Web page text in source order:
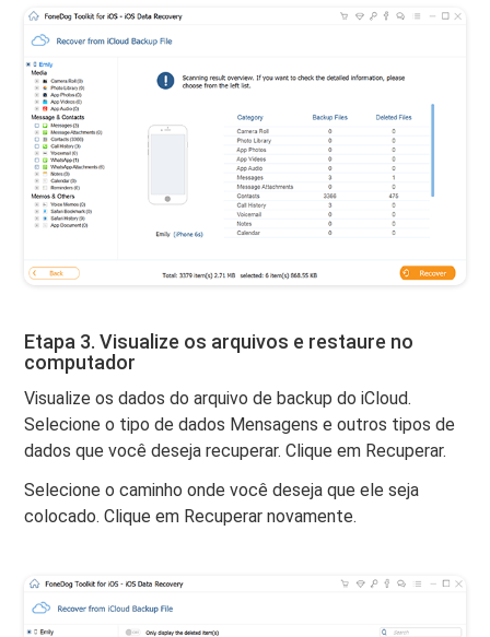
Etapa 3. Visualize os arquivos e restaure no
computador
Visualize os dados do arquivo de backup do iCloud.
Selecione o tipo de dados Mensagens e outros tipos de
dados que você deseja recuperar. Clique em Recuperar.
Selecione o caminho onde você deseja que ele seja
colocado. Clique em Recuperar novamente.